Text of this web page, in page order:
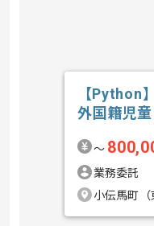
【Python
外国籍児
〜
業務委託
小伝馬町（